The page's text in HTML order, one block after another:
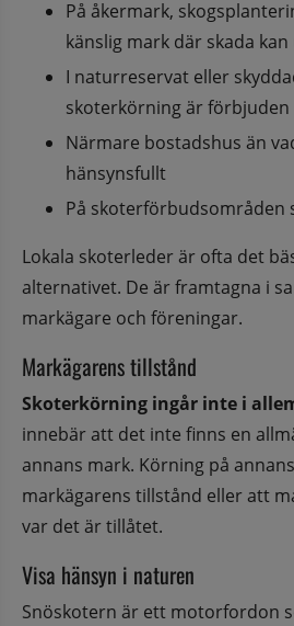
På åkermark,
känslig mark där skada
I naturreservat eller
skoterkörning är förbjuden
Närmare bostadshus än
hänsynsfullt
På skoterförbudsområden
Lokala skoterleder är ofta det
alternativet. De är framtagna i
markägare och föreningar.
Markägarens tillstånd
Skoterkörning ingår inte i
innebär att det inte finns en
annans mark. Körning på
markägarens tillstånd eller att
var det är tillåtet.
Visa hänsyn i naturen
Snöskotern är ett motorfordon